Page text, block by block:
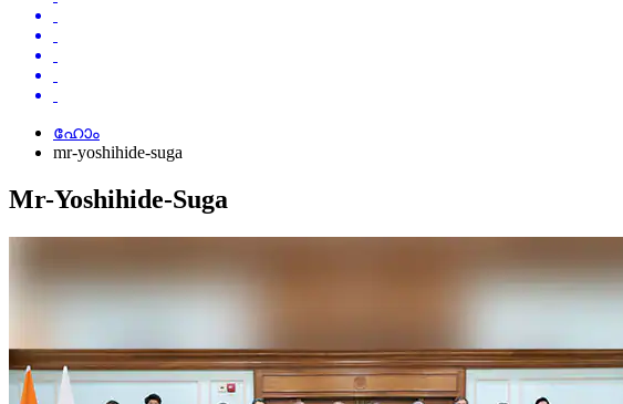
ഹോം
mr-yoshihide-suga
Mr-Yoshihide-Suga